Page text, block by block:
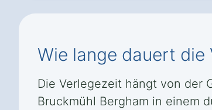
Wie lange dauert die
Die Verlegezeit hängt von der
Bruckmühl Bergham in einem